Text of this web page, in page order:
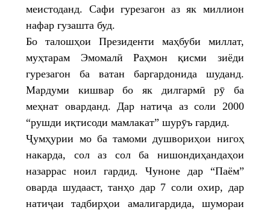
меистоданд. Сафи гурезагон аз як миллион
нафар гузашта буд.
Бо талошҳои Президенти маҳбуби миллат,
муҳтарам Эмомалӣ Раҳмон қисми зиёди
гурезагон ба ватан баргардонида шуданд.
Мардуми кишвар бо як дилгармӣ рӯ ба
меҳнат оварданд. Дар натиҷа аз соли 2000
“рушди иқтисоди мамлакат” шурӯъ гардид.
Ҷумҳурии мо ба тамоми душвориҳои нигоҳ
накарда, сол аз сол ба нишондиҳандаҳои
назаррас ноил гардид. Чуноне дар “Паём”
оварда шудааст, танҳо дар 7 соли охир, дар
натиҷаи тадбирҳои амалигардида, шумораи